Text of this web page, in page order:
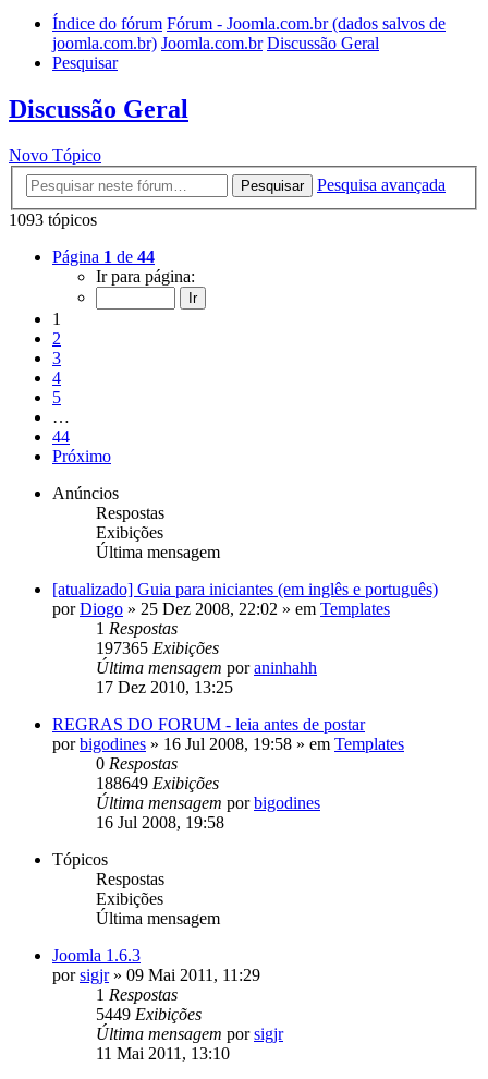
Índice do fórum Fórum - Joomla.com.br (dados salvos de
joomla.com.br) Joomla.com.br Discussão Geral
Pesquisar
Discussão Geral
Novo Tópico
Pesquisar
Pesquisa avançada
1093 tópicos
Página 1 de 44
Ir para página:
1
2
3
4
5
…
44
Próximo
Anúncios
Respostas
Exibições
Última mensagem
[atualizado] Guia para iniciantes (em inglês e português)
porDiogo » 25 Dez 2008, 22:02 » em Templates
1 Respostas
197365 Exibições
Última mensagem poraninhahh
17 Dez 2010, 13:25
REGRAS DO FORUM - leia antes de postar
porbigodines » 16 Jul 2008, 19:58 » em Templates
0 Respostas
188649 Exibições
Última mensagem porbigodines
16 Jul 2008, 19:58
Tópicos
Respostas
Exibições
Última mensagem
Joomla 1.6.3
porsigjr» 09 Mai 2011, 11:29
1 Respostas
5449 Exibições
Última mensagem porsigjr
11 Mai 2011, 13:10